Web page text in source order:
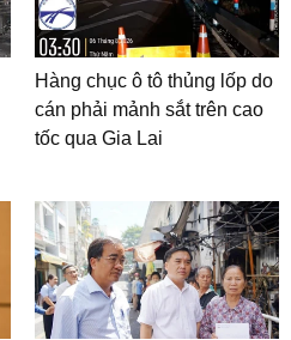
Hàng chục ô tô thủng lốp do
cán phải mảnh sắt trên cao
tốc qua Gia Lai